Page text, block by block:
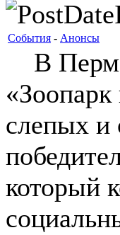
События - Анонсы
В
слепых и
который